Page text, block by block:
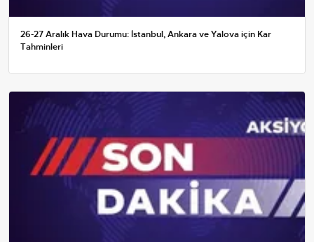
26-27 Aralık Hava Durumu: İstanbul, Ankara ve Yalova için Kar
Tahminleri